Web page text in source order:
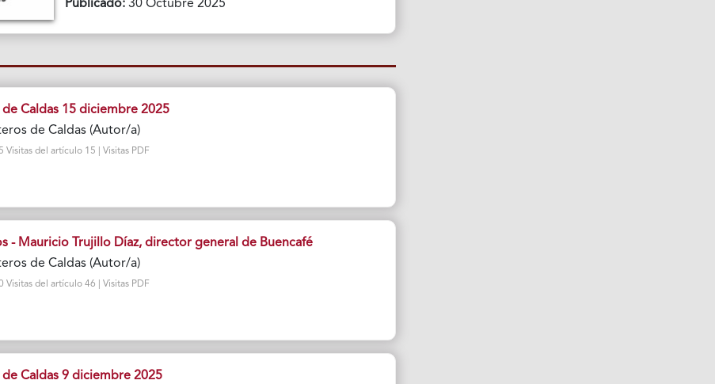
Publicado: 30 Octubre 2025
Caldas 15 diciembre 2025
de Caldas (Autor/a)
Visitas del artículo 15 | Visitas PDF
- Mauricio Trujillo Díaz, director general de Buencafé
de Caldas (Autor/a)
Visitas del artículo 46 | Visitas PDF
Caldas 9 diciembre 2025